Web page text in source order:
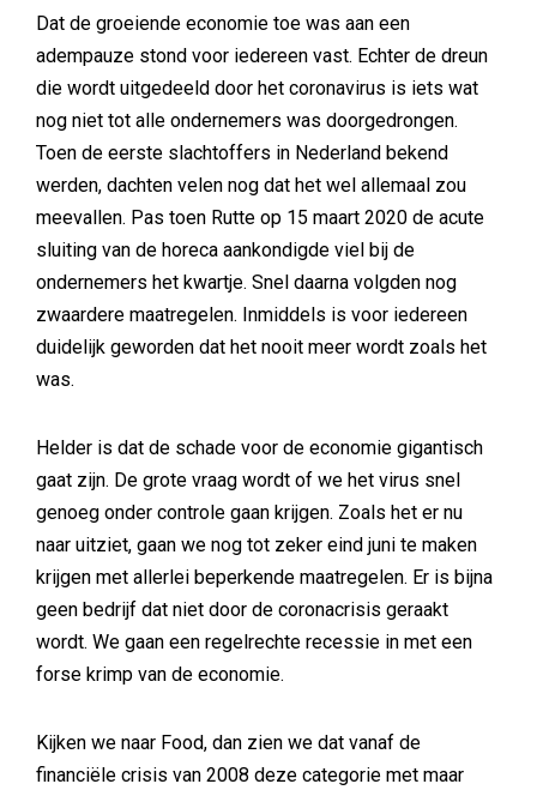
Dat de groeiende economie toe was aan een
adempauze stond voor iedereen vast. Echter de dreun
die wordt uitgedeeld door het coronavirus is iets wat
nog niet tot alle ondernemers was doorgedrongen.
Toen de eerste slachtoffers in Nederland bekend
werden, dachten velen nog dat het wel allemaal zou
meevallen. Pas toen Rutte op 15 maart 2020 de acute
sluiting van de horeca aankondigde viel bij de
ondernemers het kwartje. Snel daarna volgden nog
zwaardere maatregelen. Inmiddels is voor iedereen
duidelijk geworden dat het nooit meer wordt zoals het
was.
Helder is dat de schade voor de economie gigantisch
gaat zijn. De grote vraag wordt of we het virus snel
genoeg onder controle gaan krijgen. Zoals het er nu
naar uitziet, gaan we nog tot zeker eind juni te maken
krijgen met allerlei beperkende maatregelen. Er is bijna
geen bedrijf dat niet door de coronacrisis geraakt
wordt. We gaan een regelrechte recessie in met een
forse krimp van de economie.
Kijken we naar Food, dan zien we dat vanaf de
financiële crisis van 2008 deze categorie met maar